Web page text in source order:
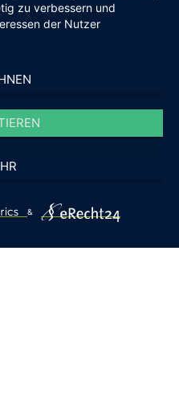
zu verbessern und
der Nutzer
&